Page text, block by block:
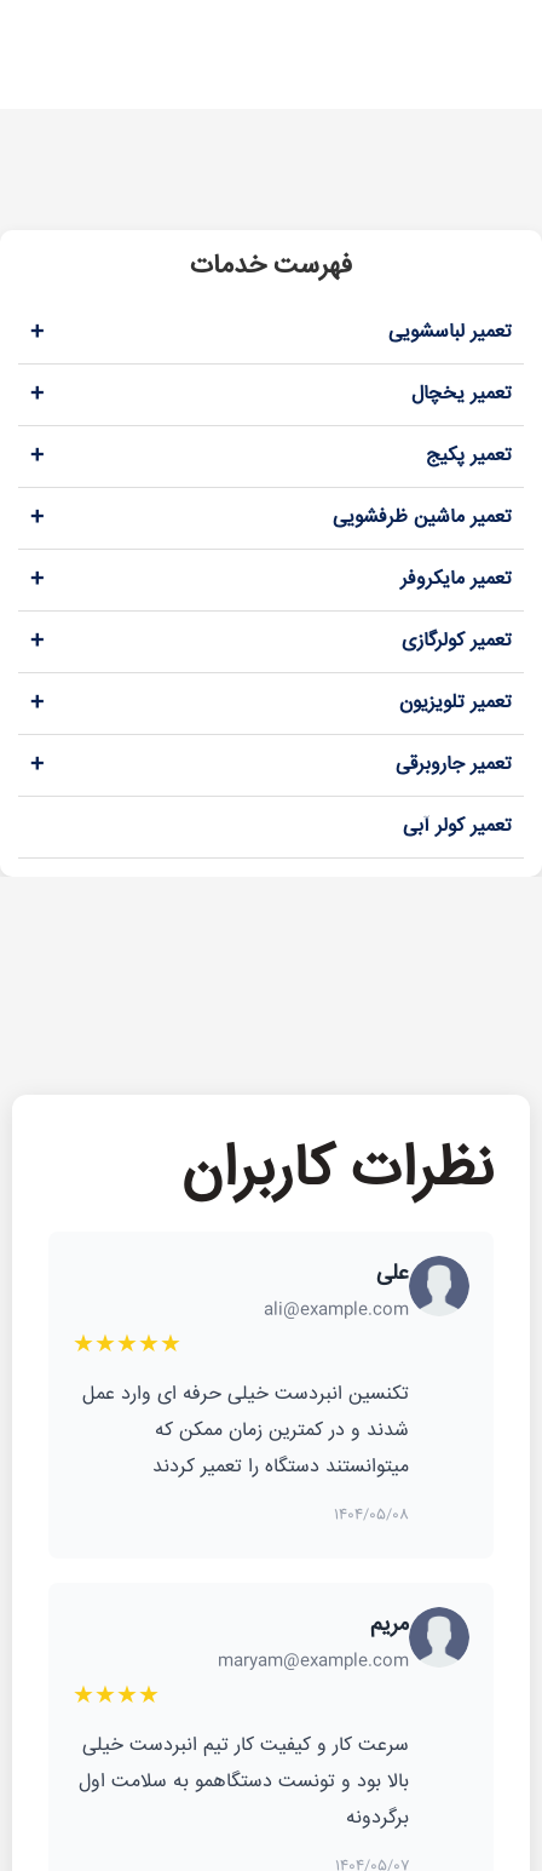
فهرست خدمات
تعمیر لباسشویی +
تعمیر یخچال +
تعمیر پکیج +
تعمیر ماشین ظرفشویی +
تعمیر مایکروفر +
تعمیر کولرگازی +
تعمیر تلویزیون +
تعمیر جاروبرقی +
تعمیر کولر آبی
نظرات کاربران
علی
ali@example.com
★★★★★
تکنسین انبردست خیلی حرفه ای وارد عمل
شدند و در کمترین زمان ممکن که
میتوانستند دستگاه را تعمیر کردند
1404/05/08
مریم
maryam@example.com
★★★★
سرعت کار و کیفیت کار تیم انبردست خیلی
بالا بود و تونست دستگاهمو به سلامت اول
برگردونه